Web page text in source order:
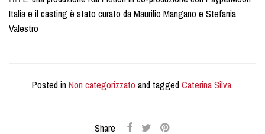
Italia e il casting è stato curato da Maurilio Mangano e Stefania
Valestro
Posted inNon categorizzato and taggedCaterina Silva.
Share